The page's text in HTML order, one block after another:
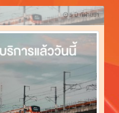
5 ปี ที่ผ่านมา